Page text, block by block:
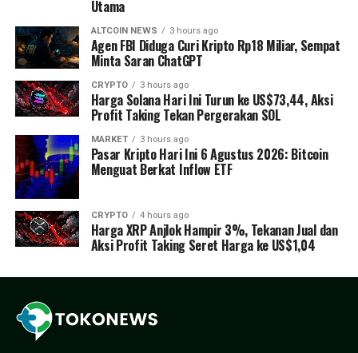
Utama
ALTCOIN NEWS 3 hours ago
Agen FBI Diduga Curi Kripto Rp18 Miliar, Sempat
Minta Saran ChatGPT
CRYPTO 3 hours ago
Harga Solana Hari Ini Turun ke US$73,44, Aksi
Profit Taking Tekan Pergerakan SOL
MARKET 3 hours ago
Pasar Kripto Hari Ini 6 Agustus 2026: Bitcoin
Menguat Berkat Inflow ETF
CRYPTO 4 hours ago
Harga XRP Anjlok Hampir 3%, Tekanan Jual dan
Aksi Profit Taking Seret Harga ke US$1,04